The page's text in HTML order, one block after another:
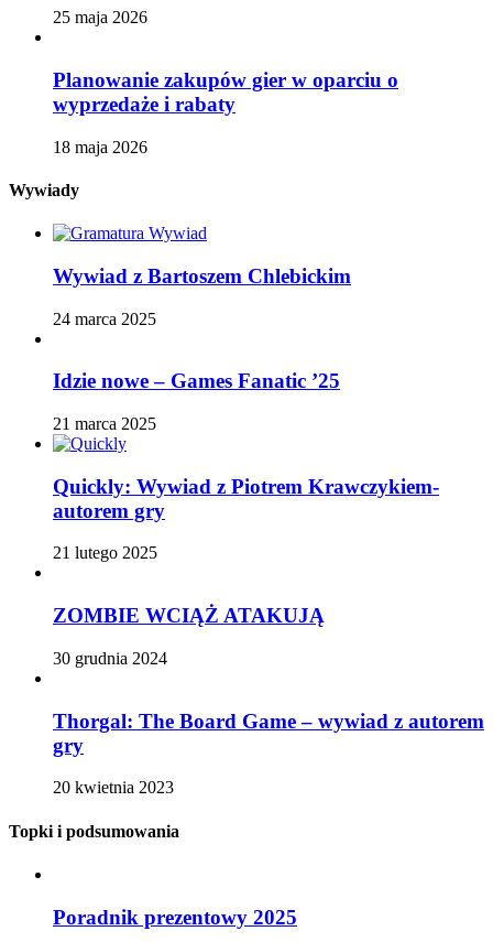
25 maja 2026
Planowanie zakupów gier w oparciu o
wyprzedaże i rabaty
18 maja 2026
Wywiady
Wywiad z Bartoszem Chlebickim
24 marca 2025
Idzie nowe – Games Fanatic ’25
21 marca 2025
Quickly: Wywiad z Piotrem Krawczykiem-
autorem gry
21 lutego 2025
ZOMBIE WCIĄŻ ATAKUJĄ
30 grudnia 2024
Thorgal: The Board Game – wywiad z autorem
gry
20 kwietnia 2023
Topki i podsumowania
Poradnik prezentowy 2025